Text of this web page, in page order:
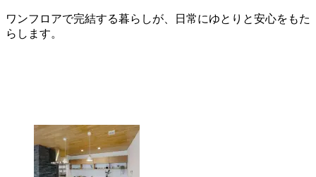
ワンフロアで完結する暮らしが、日常にゆとりと安心をもた
らします。